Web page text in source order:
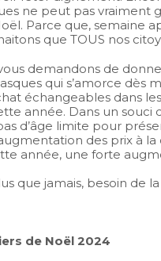
ne peut pas vraiment
Parce que, semaine
que TOUS nos
demandons de
qui s’amorce dès
échangeables dans
année. Dans un souci
pas d’âge limite pour
des prix à
année, une forte
que jamais, besoin de
de Noël 2024